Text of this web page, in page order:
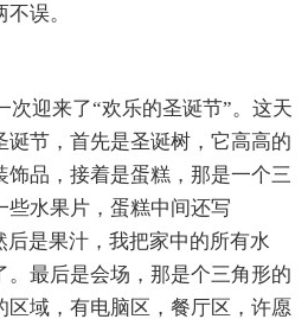
误。
次迎来了“欢乐的圣诞节”。这天
诞节，首先是圣诞树，它高高的
饰品，接着是蛋糕，那是一个三
些水果片，蛋糕中间还写
后是果汁，我把家中的所有水
。最后是会场，那是个三角形的
区域，有电脑区，餐厅区，许愿